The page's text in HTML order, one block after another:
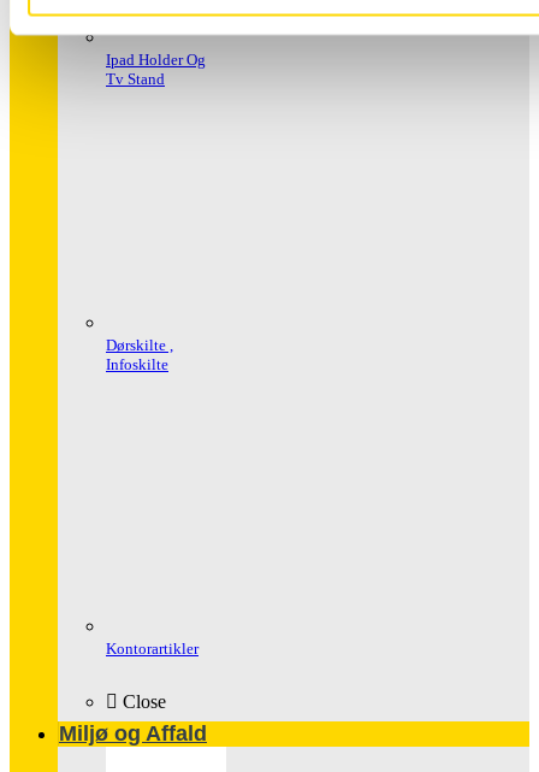
Ipad Holder Og
Tv Stand
Dørskilte ,
Infoskilte
Kontorartikler
Close
Miljø og Affald